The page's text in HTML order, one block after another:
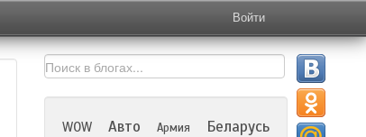
Войти
WOW Авто Армия Беларусь